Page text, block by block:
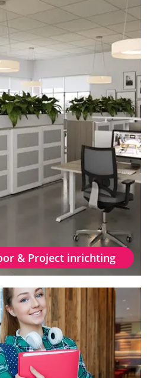
& Project inrichting